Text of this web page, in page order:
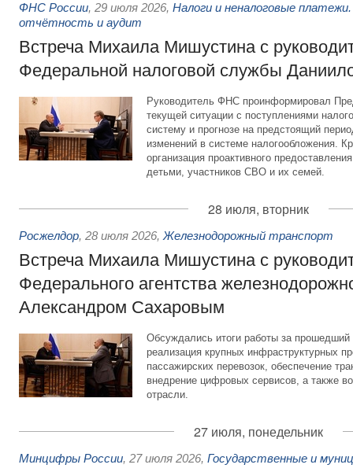
ФНС России, 29 июля 2026, Налоги и неналоговые
отчётность и аудит
Встреча Михаила Мишустина с
Федеральной налоговой службы
Руководитель ФНС проинформировал
текущей ситуации с поступлениями
систему и прогнозе на предстоящий
изменений в системе налогообложения.
организация проактивного
детьми, участников СВО и их семей.
28 июля, вторник
Росжелдор, 28 июля 2026, Железнодорожный транспорт
Встреча Михаила Мишустина с
Федерального агентства
Александром Сахаровым
Обсуждались итоги работы за
реализация крупных инфраструктурных
пассажирских перевозок, обеспечение
внедрение цифровых сервисов, а также
отрасли.
27 июля, понедельник
Минцифры России, 27 июля 2026, Государственные и